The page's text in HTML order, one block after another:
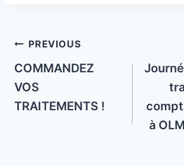
Post
navigation
PREVIOUS
COMMANDEZ
VOS
TRAITEMENTS !
à